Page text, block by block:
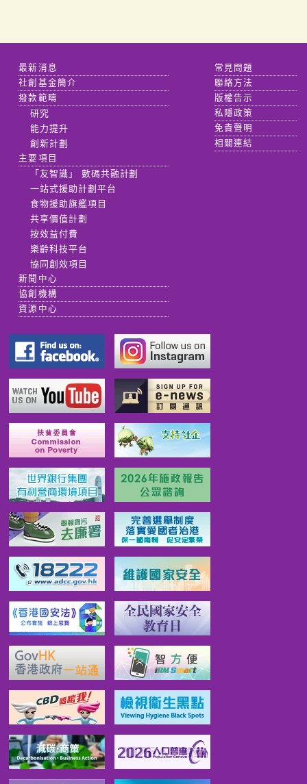
最新消息
社創基金簡介
撥款範疇
研究
能力提升
創新計劃
主要項目
「友智識」 數碼共融計劃
一站式援助計劃平台
食物援助旗艦項目
共享價值計劃
按效益付費
樂齡科技平台
協同創效項目
新聞中心
協創機構
資源中心
常見問題
聯絡方法
版權告示
私隱政策
免責聲明
相關連結